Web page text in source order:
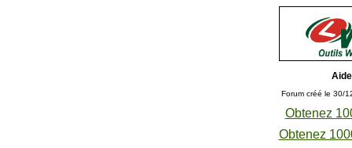
Forum créé le 30/
Obtenez
Obtenez